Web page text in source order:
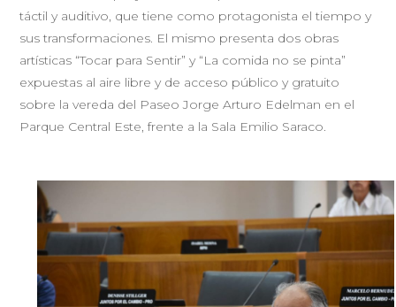
táctil y auditivo, que tiene como protagonista el tiempo y
sus transformaciones. El mismo presenta dos obras
artísticas “Tocar para Sentir” y “La comida no se pinta”
expuestas al aire libre y de acceso público y gratuito
sobre la vereda del Paseo Jorge Arturo Edelman en el
Parque Central Este, frente a la Sala Emilio Saraco.